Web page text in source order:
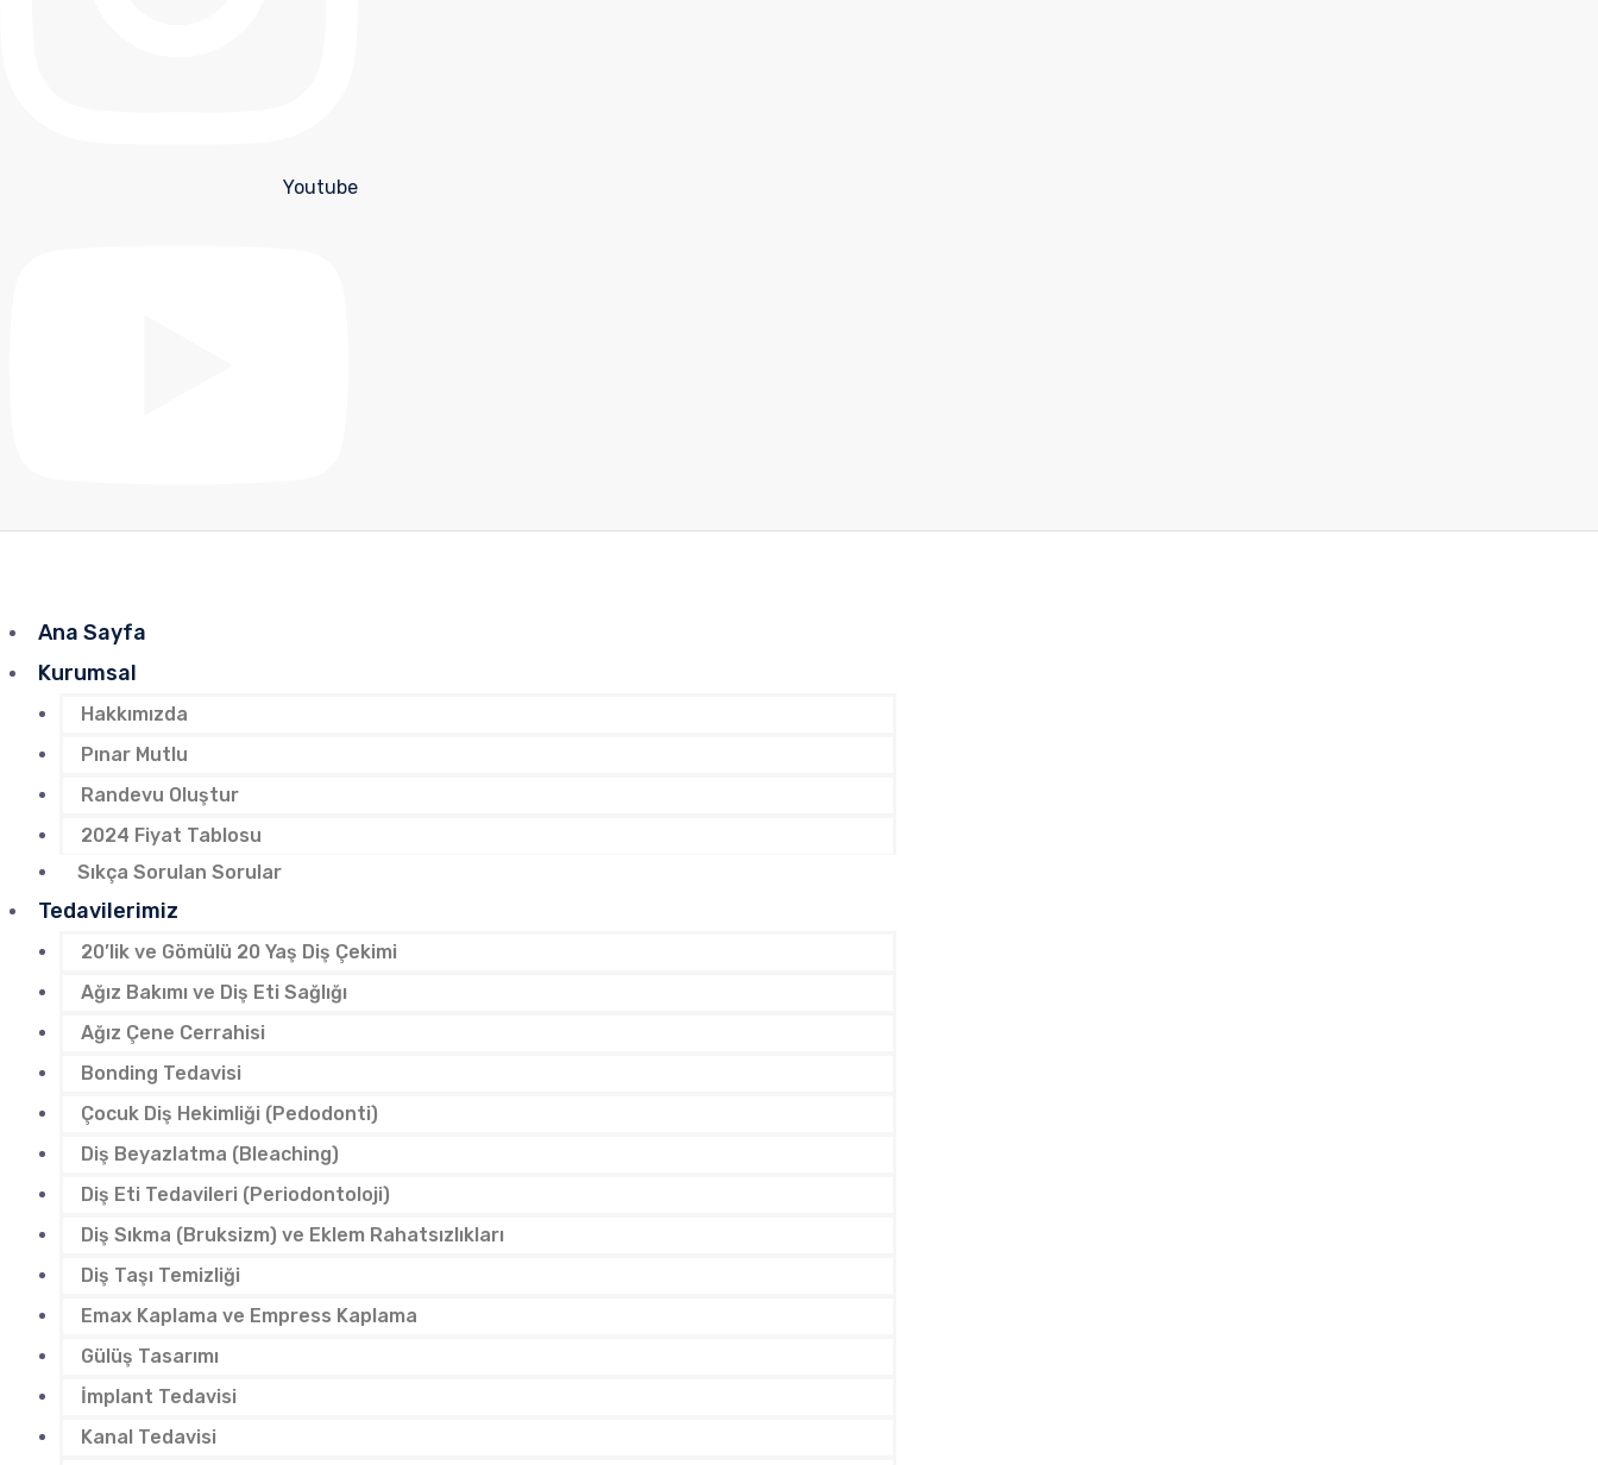
Youtube
Ana Sayfa
Kurumsal
Hakkımızda
Pınar Mutlu
Randevu Oluştur
2024 Fiyat Tablosu
Sıkça Sorulan Sorular
Tedavilerimiz
20’lik ve Gömülü 20 Yaş Diş Çekimi
Ağız Bakımı ve Diş Eti Sağlığı
Ağız Çene Cerrahisi
Bonding Tedavisi
Çocuk Diş Hekimliği (Pedodonti)
Diş Beyazlatma (Bleaching)
Diş Eti Tedavileri (Periodontoloji)
Diş Sıkma (Bruksizm) ve Eklem Rahatsızlıkları
Diş Taşı Temizliği
Emax Kaplama ve Empress Kaplama
Gülüş Tasarımı
İmplant Tedavisi
Kanal Tedavisi